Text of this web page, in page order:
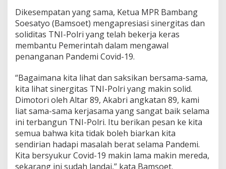
Dikesempatan yang sama, Ketua MPR Bambang
Soesatyo (Bamsoet) mengapresiasi sinergitas dan
soliditas TNI-Polri yang telah bekerja keras
membantu Pemerintah dalam mengawal
penanganan Pandemi Covid-19.
“Bagaimana kita lihat dan saksikan bersama-sama,
kita lihat sinergitas TNI-Polri yang makin solid.
Dimotori oleh Altar 89, Akabri angkatan 89, kami
liat sama-sama kerjasama yang sangat baik selama
ini terbangun TNI-Polri. Itu berikan pesan ke kita
semua bahwa kita tidak boleh biarkan kita
sendirian hadapi masalah berat selama Pandemi.
Kita bersyukur Covid-19 makin lama makin mereda,
sekarang ini sudah landai,” kata Bamsoet.